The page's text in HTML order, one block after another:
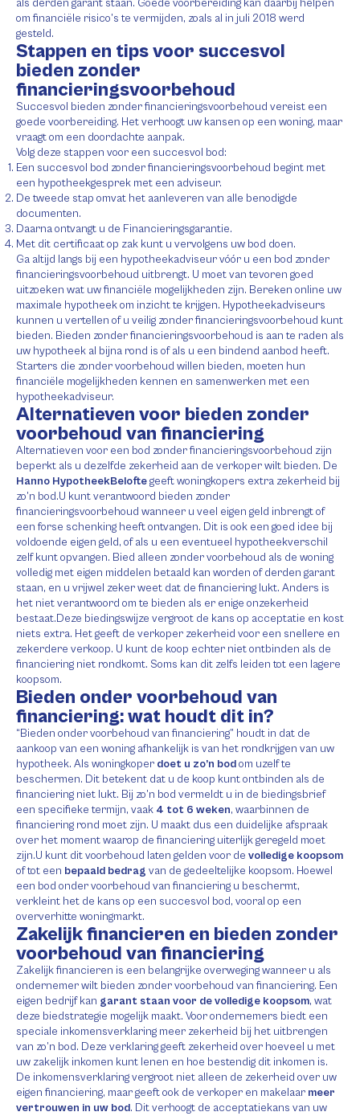
als derden garant staan. Goede voorbereiding kan daarbij helpen
om financiële risico’s te vermijden, zoals al in juli 2018 werd
gesteld.
Stappen en tips voor succesvol
bieden zonder
financieringsvoorbehoud
Succesvol bieden zonder financieringsvoorbehoud vereist een
goede voorbereiding. Het verhoogt uw kansen op een woning, maar
vraagt om een doordachte aanpak.
Volg deze stappen voor een succesvol bod:
Een succesvol bod zonder financieringsvoorbehoud begint met
een hypotheekgesprek met een adviseur.
De tweede stap omvat het aanleveren van alle benodigde
documenten.
Daarna ontvangt u de Financieringsgarantie.
Met dit certificaat op zak kunt u vervolgens uw bod doen.
Ga altijd langs bij een hypotheekadviseur vóór u een bod zonder
financieringsvoorbehoud uitbrengt. U moet van tevoren goed
uitzoeken wat uw financiële mogelijkheden zijn. Bereken online uw
maximale hypotheek om inzicht te krijgen. Hypotheekadviseurs
kunnen u vertellen of u veilig zonder financieringsvoorbehoud kunt
bieden. Bieden zonder financieringsvoorbehoud is aan te raden als
uw hypotheek al bijna rond is of als u een bindend aanbod heeft.
Starters die zonder voorbehoud willen bieden, moeten hun
financiële mogelijkheden kennen en samenwerken met een
hypotheekadviseur.
Alternatieven voor bieden zonder
voorbehoud van financiering
Alternatieven voor een bod zonder financieringsvoorbehoud zijn
beperkt als u dezelfde zekerheid aan de verkoper wilt bieden. De
Hanno HypotheekBeloftegeeft woningkopers extra zekerheid bij
zo’n bod.U kunt verantwoord bieden zonder
financieringsvoorbehoud wanneer u veel eigen geld inbrengt of
een forse schenking heeft ontvangen. Dit is ook een goed idee bij
voldoende eigen geld, of als u een eventueel hypotheekverschil
zelf kunt opvangen. Bied alleen zonder voorbehoud als de woning
volledig met eigen middelen betaald kan worden of derden garant
staan, en u vrijwel zeker weet dat de financiering lukt. Anders is
het niet verantwoord om te bieden als er enige onzekerheid
bestaat.Deze biedingswijze vergroot de kans op acceptatie en kost
niets extra. Het geeft de verkoper zekerheid voor een snellere en
zekerdere verkoop. U kunt de koop echter niet ontbinden als de
financiering niet rondkomt. Soms kan dit zelfs leiden tot een lagere
koopsom.
Bieden onder voorbehoud van
financiering: wat houdt dit in?
“Bieden onder voorbehoud van financiering” houdt in dat de
aankoop van een woning afhankelijk is van het rondkrijgen van uw
hypotheek. Als woningkoper doet u zo’n bodom uzelf te
beschermen. Dit betekent dat u de koop kunt ontbinden als de
financiering niet lukt. Bij zo’n bod vermeldt u in de biedingsbrief
een specifieke termijn, vaak 4 tot 6 weken, waarbinnen de
financiering rond moet zijn. U maakt dus een duidelijke afspraak
over het moment waarop de financiering uiterlijk geregeld moet
zijn.U kunt dit voorbehoud laten gelden voor de volledige koopsom
of tot een bepaald bedrag van de gedeeltelijke koopsom. Hoewel
een bod onder voorbehoud van financiering u beschermt,
verkleint het de kans op een succesvol bod, vooral op een
oververhitte woningmarkt.
Zakelijk financieren en bieden zonder
voorbehoud van financiering
Zakelijk financieren is een belangrijke overweging wanneer u als
ondernemer wilt bieden zonder voorbehoud van financiering. Een
eigen bedrijf kan garant staan voor de volledige koopsom, wat
deze biedstrategie mogelijk maakt. Voor ondernemers biedt een
speciale inkomensverklaring meer zekerheid bij het uitbrengen
van zo’n bod. Deze verklaring geeft zekerheid over hoeveel u met
uw zakelijk inkomen kunt lenen en hoe bestendig dit inkomen is.
De inkomensverklaring vergroot niet alleen de zekerheid over uw
eigen financiering, maar geeft ook de verkoper en makelaar meer
vertrouwen in uw bod. Dit verhoogt de acceptatiekans van uw